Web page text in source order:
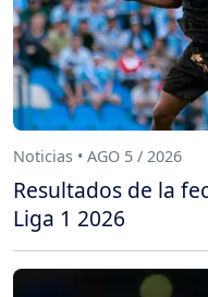
Noticias • AGO 5 / 2026
Resultados de la
Liga 1 2026